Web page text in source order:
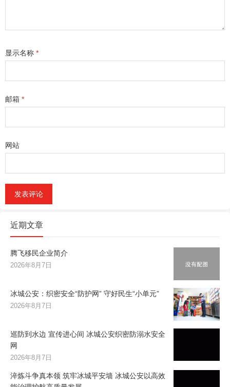
显示名称 *
邮箱 *
网站
近期文章
腾飞移民企业简介
2026年8月7日
冰城公安：织密安全“防护网” 守好民生“小单元”
2026年8月7日
巡防到水边 宣传进心间 冰城公安织密防溺水安全
网
2026年8月7日
淬炼斗争真本领 筑牢冰城平安墙 冰城公安以高效